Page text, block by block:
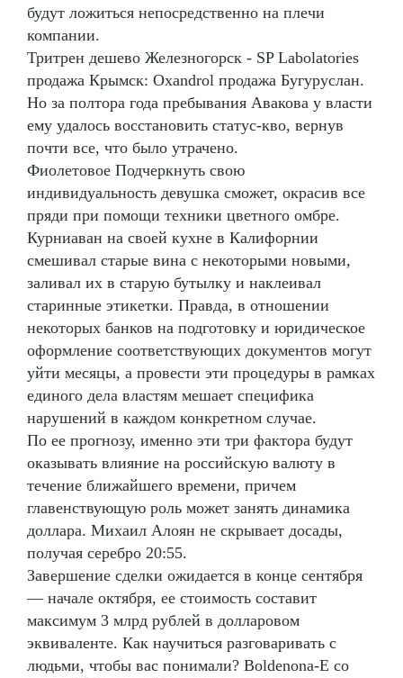
будут ложиться непосредственно на плечи
компании.
Тритрен дешево Железногорск - SP Labolatories
продажа Крымск: Oxandrol продажа Бугуруслан.
Но за полтора года пребывания Авакова у власти
ему удалось восстановить статус-кво, вернув
почти все, что было утрачено.
Фиолетовое Подчеркнуть свою
индивидуальность девушка сможет, окрасив все
пряди при помощи техники цветного омбре.
Курниаван на своей кухне в Калифорнии
смешивал старые вина с некоторыми новыми,
заливал их в старую бутылку и наклеивал
старинные этикетки. Правда, в отношении
некоторых банков на подготовку и юридическое
оформление соответствующих документов могут
уйти месяцы, а провести эти процедуры в рамках
единого дела властям мешает специфика
нарушений в каждом конкретном случае.
По ее прогнозу, именно эти три фактора будут
оказывать влияние на российскую валюту в
течение ближайшего времени, причем
главенствующую роль может занять динамика
доллара. Михаил Алоян не скрывает досады,
получая серебро 20:55.
Завершение сделки ожидается в конце сентября
— начале октября, ее стоимость составит
максимум 3 млрд рублей в долларовом
эквиваленте. Как научиться разговаривать с
людьми, чтобы вас понимали? Boldenona-E со